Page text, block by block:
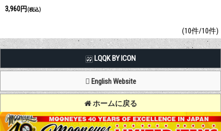
JPN サイズ
3,960円 (税込)
(10件/10件)
LQQK BY ICON
English Website
ホームに戻る
Copyright (C) MOON OF JAPAN, INC. All Rights Reserved.